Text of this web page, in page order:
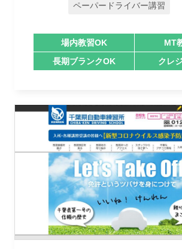
ペーパードライバー講習
場内教習OK
MT
長期ブランクOK
クレ